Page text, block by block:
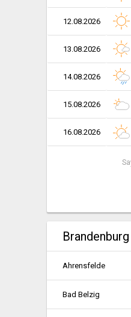
12.08.2026
13.08.2026
14.08.2026
15.08.2026
16.08.2026
Ahrensfelde
Bad Belzig